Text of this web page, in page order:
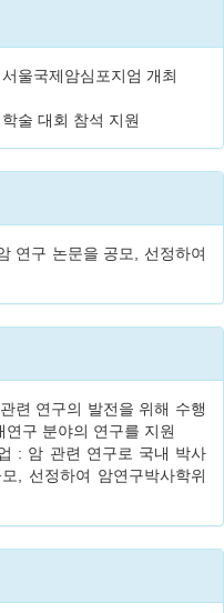
울국제암심포지엄 개최
술 대회 참석 지원
연구 논문을 공모, 선정하여
련 연구의 발전을 위해 수행
구 분야의 연구를 지원
: 암 관련 연구로 국내 박사
, 선정하여 암연구박사학위